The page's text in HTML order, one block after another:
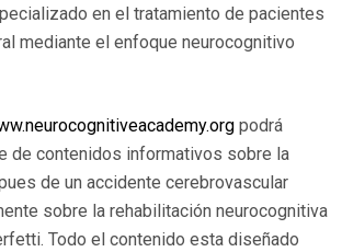
en el tratamiento de pacientes
mediante el enfoque neurocognitivo
podrá
de contenidos informativos sobre la
de un accidente cerebrovascular
sobre la rehabilitación neurocognitiva
Todo el contenido esta diseñado